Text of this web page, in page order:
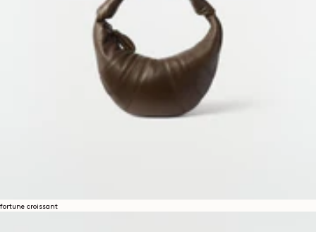
fortune croissant